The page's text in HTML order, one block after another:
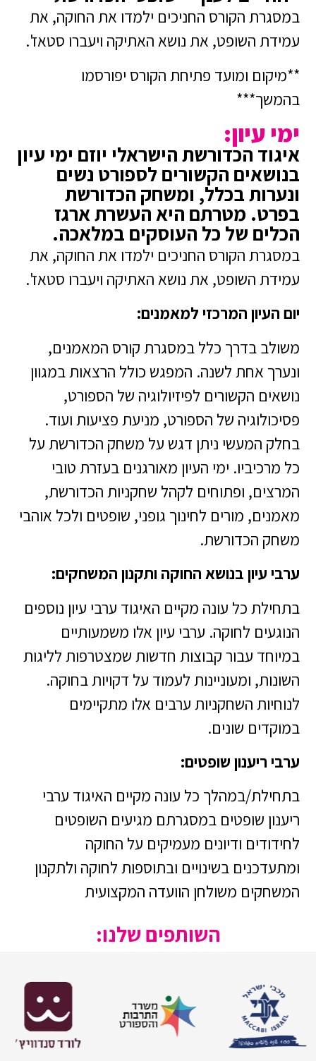
במסגרת הקורס החניכים ילמדו את החוקה, את
עמידת השופט, את נושא האתיקה ויעברו סטאז'.
**מיקום ומועד פתיחת הקורס יפורסמו
בהמשך***
ימי עיון:
איגוד הכדורשת הישראלי יוזם ימי עיון
בנושאים הקשורים לספורט נשים
ונערות בכלל, ומשחק הכדורשת
בפרט. מטרתם היא העשרת ארגז
הכלים של כל העוסקים במלאכה.
במסגרת הקורס החניכים ילמדו את החוקה, את
עמידת השופט, את נושא האתיקה ויעברו סטאז'.
יום העיון המרכזי למאמנים:
משולב בדרך כלל במסגרת קורס המאמנים,
ונערך אחת לשנה. המפגש כולל הרצאות במגוון
נושאים הקשורים לפיזיולוגיה של הספורט,
פסיכולוגיה של הספורט, מניעת פציעות ועוד.
בחלק המעשי ניתן דגש על משחק הכדורשת על
כל מרכיביו. ימי העיון מאורגנים בעזרת טובי
המרצים, ופתוחים לקהל שחקניות הכדורשת,
מאמנים, מורים לחינוך גופני, שופטים ולכל אוהבי
משחק הכדורשת.
ערבי עיון בנושא החוקה ותקנון המשחקים:
בתחילת כל עונה מקיים האיגוד ערבי עיון נוספים
הנוגעים לחוקה. ערבי עיון אלו משמעותיים
במיוחד עבור קבוצות חדשות שמצטרפות לליגות
השונות, ומעוניינות לעמוד על דקויות בחוקה.
לנוחיות השחקניות ערבים אלו מתקיימים
במוקדים שונים.
ערבי ריענון שופטים:
בתחילת/במהלך כל עונה מקיים האיגוד ערבי
ריענון שופטים במסגרתם מגיעים השופטים
לחידודים ודיונים מעמיקים על החוקה
ומתעדכנים בשינויים ובתוספות לחוקה ולתקנון
המשחקים משולחן הוועדה המקצועית
השותפים שלנו: